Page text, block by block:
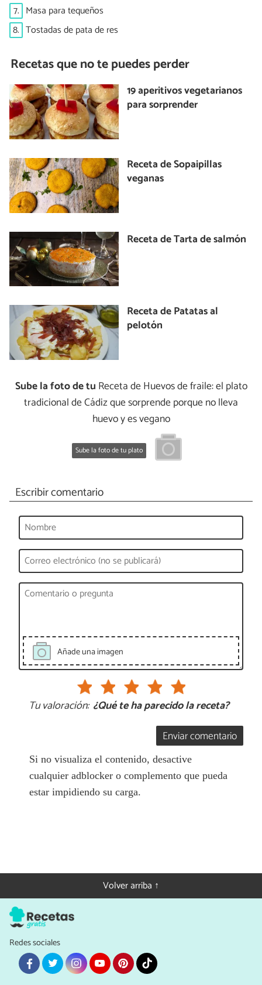
7. Masa para tequeños
8. Tostadas de pata de res
Recetas que no te puedes perder
19 aperitivos vegetarianos
para sorprender
Receta de Sopaipillas
veganas
Receta de Tarta de salmón
Receta de Patatas al
pelotón
Sube la foto de tu Receta de Huevos de fraile: el plato
tradicional de Cádiz que sorprende porque no lleva
huevo y es vegano
Sube la foto de tu plato
Escribir comentario
Añade una imagen
Tu valoración: ¿Qué te ha parecido la receta?
Enviar comentario
Si no visualiza el contenido, desactive
cualquier adblocker o complemento que pueda
estar impidiendo su carga.
Volver arriba ↑
Redes sociales